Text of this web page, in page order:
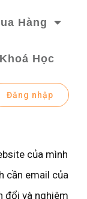
Hàng
Khoá Học
Đăng nhập
của mình
cần email của
đổi và nghiêm